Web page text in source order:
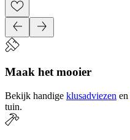
Maak het mooier
Bekijk handige klusadviezen en
tuin.